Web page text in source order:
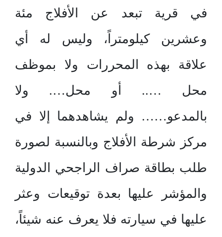
في قرية تبعد عن الأفلاج مئة
وعشرين كيلومتراً، وليس له أي
علاقة بهذه المحررات ولا بموظف
محل ….. أو محل…. ولا
بالمدعو…… ولم يشاهدهما إلا في
مركز شرطة الأفلاج وبالنسبة لصورة
طلب بطاقة صراف الراجحي الدولية
والمؤشر عليها بعدة توقيعات وعثر
عليها في سيارته فلا يعرف عنه شيئاً،